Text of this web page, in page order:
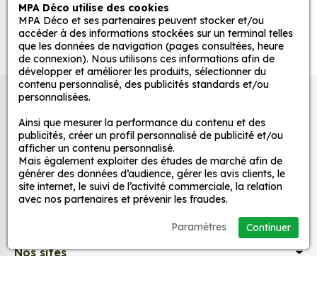
simple et rapide qui transforme toutes surfaces
lisses, propres et non poreuses.
Grâce à notre sélection de stickers et autocollants,
adaptez la décoration d’une pièce, d’une voiture,
d’un meuble, d’une porte et de toute autre surface,
et ce, à moindre coût et sans effort.
Quels sont les avantages de nos stickers
décoration ?
Une grande variété de motifs et de couleurs :
nos Sticker GILERA LOGO MOTO sont
disponibles dans une large gamme de motifs et
de couleurs, ce qui vous permet de trouver le
sticker parfait pour votre décoration.
Autocollants pour véhicules et stickers
décoratifs
MPA Déco
Nos sites
MPA Déco utilise des cookies
MPA Déco et ses partenaires peuvent stocker et/ou
accéder à des informations stockées sur un terminal telles
que les données de navigation (pages consultées, heure
de connexion). Nous utilisons ces informations afin de
développer et améliorer les produits, sélectionner du
contenu personnalisé, des publicités standards et/ou
personnalisées.
Ainsi que mesurer la performance du contenu et des
publicités, créer un profil personnalisé de publicité et/ou
afficher un contenu personnalisé.
Mais également exploiter des études de marché afin de
générer des données d’audience, gérer les avis clients, le
site internet, le suivi de l’activité commerciale, la relation
avec nos partenaires et prévenir les fraudes.
Continuer
Paramétres